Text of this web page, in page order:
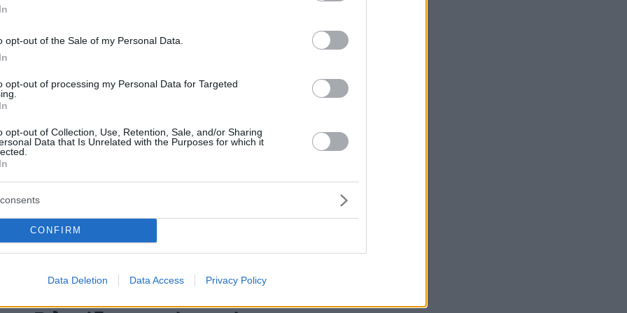
opt-out of the Sale of my Personal Data.
opt-out of processing my Personal Data for Targeted
opt-out of Collection, Use, Retention, Sale, and/or Sharing
Data that Is Unrelated with the Purposes for which it
CONFIRM
Data Deletion Data Access Privacy Policy
στο Final Four της
και να κερδίζεις τον τίτλο
την Μπάγερν Μονάχου
η επέμβαση στο γόνατο
χωρίς απρόοπτα η επέμβαση στο γόνατο του
ο οποίος αναμένεται να επιστρέψει μετά από 6